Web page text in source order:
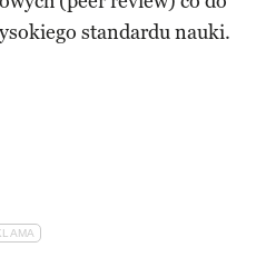
standardu nauki.